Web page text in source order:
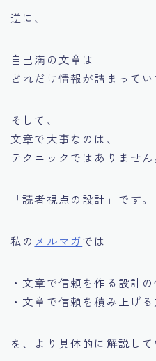
逆に、
自己満の文章は
どれだけ情報が詰まってい
そして、
文章で大事なのは、
テクニックではありません
「読者視点の設計」です。
私の メルマガでは
・文章で信頼を作る設計
・文章で信頼を積み上げ
を、より具体的に解説して